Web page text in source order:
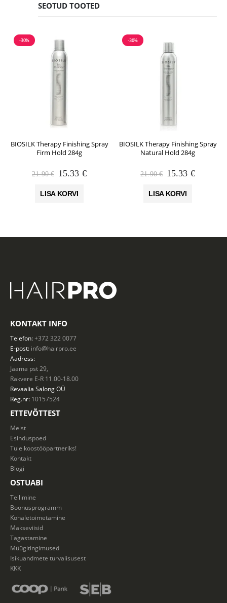
SEOTUD TOOTED
-30%
BIOSILK Therapy Finishing Spray
Firm Hold 284g
21.90€ Algne
oli:
15.33 €Praegune
LISA KORVI
-30%
BIOSILK Therapy Finishing Spray
Natural Hold 284g
21.90€ Algne
oli:
15.33 €
LISA KORVI
KONTAKT INFO
Telefon:+372 322 0077
E-post: info@hairpro.ee
Aadress:
Jaama pst 29,
Rakvere E-R 11.00-18.00
Revaalia SalongOÜ
Reg.nr: 10157524
ETTEVÕTTEST
Meist
Esinduspoed
Tule koostööpartneriks!
Kontakt
Blogi
OSTUABI
Tellimine
Boonusprogramm
Kohaletoimetamine
Makseviisid
Tagastamine
Müügitingimused
Isikuandmete turvalisusest
KKK